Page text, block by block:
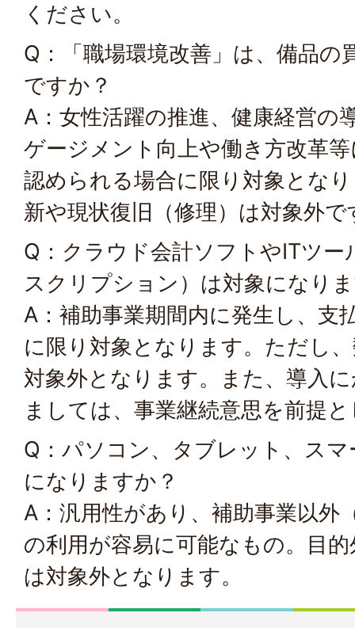
ください。
Q：「職場環境改善」は、備品の
ですか？
A：女性活躍の推進、健康経営の
ゲージメント向上や働き方改革
認められる場合に限り対象とな
新や現状復旧（修理）は対象外で
Q：クラウド会計ソフトやITツー
スクリプション）は対象になり
A：補助事業期間内に発生し、支
に限り対象となります。ただし
対象外となります。また、導入
ましては、事業継続意思を前提
Q：パソコン、タブレット、ス
になりますか？
A：汎用性があり、補助事業以外
の利用が容易に可能なもの。目
は対象外となります。